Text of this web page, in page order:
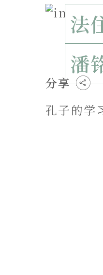
法
潘
分享
孔子的学